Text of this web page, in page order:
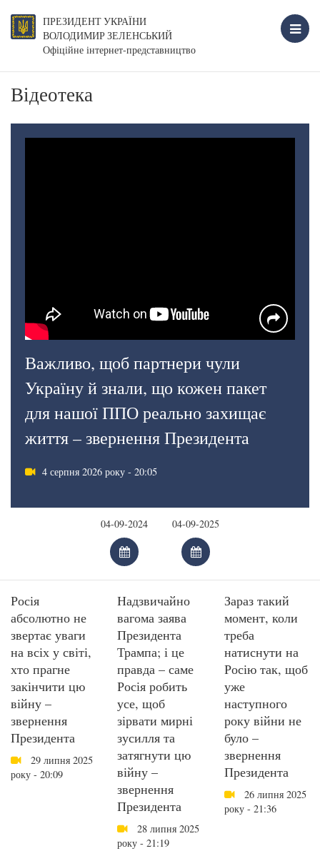
ПРЕЗИДЕНТ УКРАЇНИ
ВОЛОДИМИР ЗЕЛЕНСЬКИЙ
Офіційне інтернет-представництво
Відеотека
Важливо, щоб партнери чули
Україну й знали, що кожен пакет
для нашої ППО реально захищає
життя – звернення Президента
4 серпня 2026 року - 20:05
Росія
абсолютно не
звертає уваги
на всіх у світі,
хто прагне
закінчити цю
війну –
звернення
Президента
29 липня 2025
року - 20:09
Надзвичайно
вагома заява
Президента
Трампа; і це
правда – саме
Росія робить
усе, щоб
зірвати мирні
зусилля та
затягнути цю
війну –
звернення
Президента
28 липня 2025
року - 21:19
Зараз такий
момент, коли
треба
натиснути на
Росію так, щоб
уже
наступного
року війни не
було –
звернення
Президента
26 липня 2025
року - 21:36